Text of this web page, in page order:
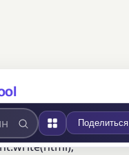
Поделиться